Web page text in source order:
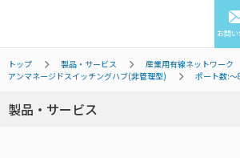
お問
トップ 製品・サービス
産業用有線ネットワーク
アンマネージドスイッチングハブ(非管理型)
ポート数:～
製品・サービス